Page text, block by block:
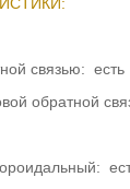
связью: есть
обратной